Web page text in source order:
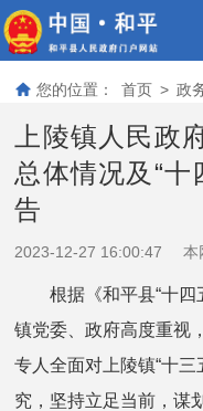
您的位置： 首页 > 政
上陵镇人民政
总体情况及“十
告
2023-12-27 16:00:47 本
根据《和平县“十四
镇党委、政府高度重视
专人全面对上陵镇“十
究，坚持立足当前，谋